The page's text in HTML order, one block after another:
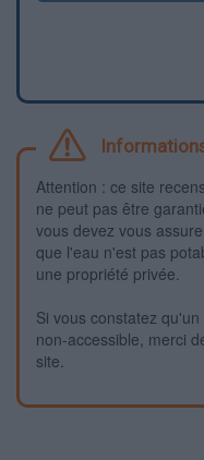
Attention : ce site
ne peut pas être
vous devez vous
que l'eau n'est pas
une propriété privée.
Si vous constatez
non-accessible, merci
site.